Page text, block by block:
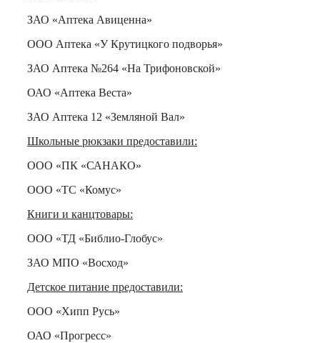
ЗАО «Аптека Авиценна»
ООО Аптека «У Крутицкого подворья»
ЗАО Аптека №264 «На Трифоновской»
ОАО «Аптека Веста»
ЗАО Аптека 12 «Земляной Вал»
Школьные рюкзаки предоставили:
ООО «ПК «САНАКО»
ООО «ТС «Комус»
Книги и канцтовары:
ООО «ТД «Библио-Глобус»
ЗАО МПО «Восход»
Детское питание предоставили:
ООО «Хипп Русь»
ОАО «Прогресс»